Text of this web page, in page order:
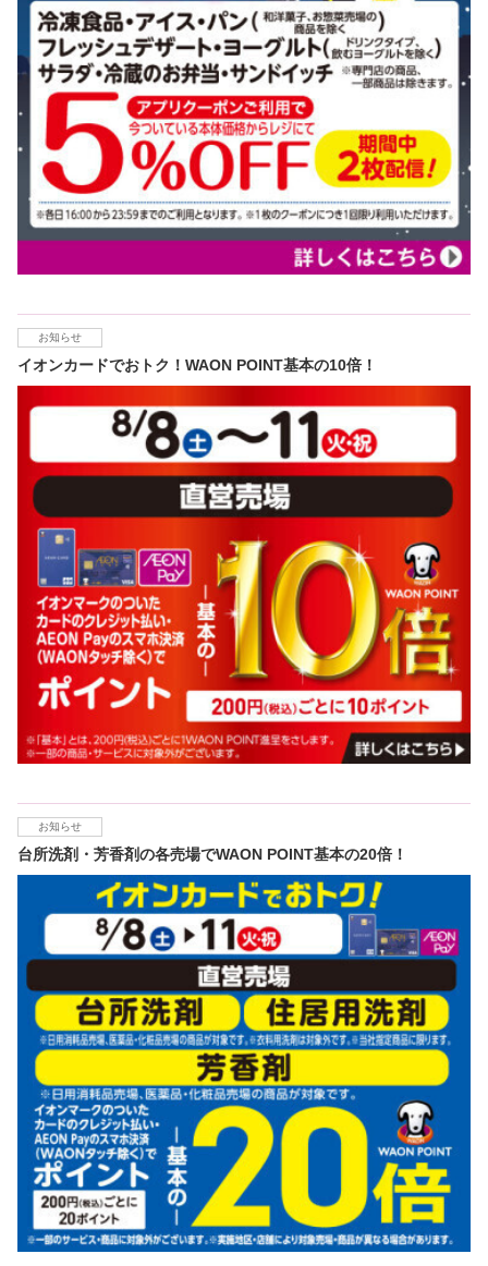
お知らせ
イオンカードでおトク！WAON POINT基本の10倍！
お知らせ
台所洗剤・芳香剤の各売場でWAON POINT基本の20倍！